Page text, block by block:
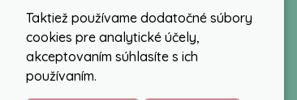
Taktiež používame dodatočné súbory
cookies pre analytické účely,
akceptovaním súhlasíte s ich
používaním.